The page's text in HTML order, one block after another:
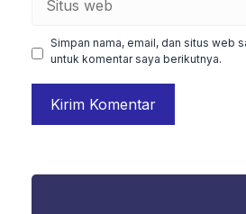
Simpan nama, email, dan situs web
untuk komentar saya berikutnya.